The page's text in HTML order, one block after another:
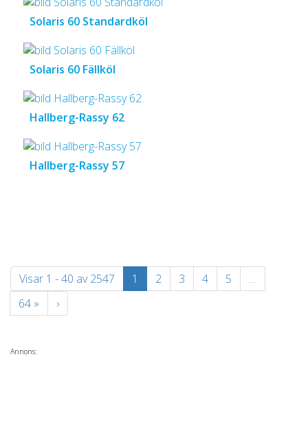
Solaris 60 Standardköl
Solaris 60 Fällköl
Hallberg-Rassy 62
Hallberg-Rassy 57
Visar 1 - 40 av 2547 1 2 3 4 5
…
64 »
›
Annons: